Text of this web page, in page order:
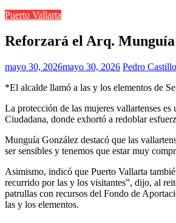
Puerto Vallarta
Reforzará el Arq.
mayo 30, 2026mayo 30, 2026 Pedro Castillo
*El alcalde llamó a las y los elementos de
La protección de las mujeres vallartenses
Ciudadana, donde exhortó a redoblar
Munguía González destacó que las
ser sensibles y tenemos que estar muy
Asimismo, indicó que Puerto Vallarta
recurrido por las y los visitantes”, dijo, al
patrullas con recursos del Fondo de
las y los elementos.